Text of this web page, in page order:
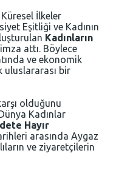
İlkeler
Eşitliği ve Kadının
Kadınların
imza attı. Böylece
ve ekonomik
uluslararası bir
olduğunu
Kadınlar
Hayır
arasında Aygaz
ve ziyaretçilerin